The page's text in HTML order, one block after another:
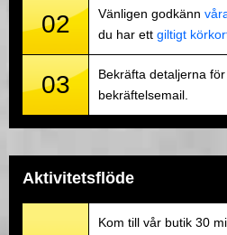
02 Vänligen godkänn
du har ett giltigt
03
Bekräfta detaljerna
bekräftelsemail.
Aktivitetsflöde
Kom till vår butik 30